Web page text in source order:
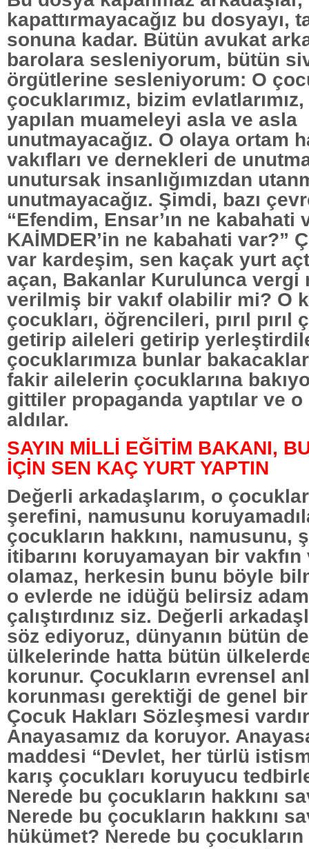
kapattırmayacağız bu dosyayı,
sonuna kadar. Bütün avukat
barolara sesleniyorum, bütün
örgütlerine sesleniyorum: O
çocuklarımız, bizim
yapılan muameleyi asla ve asla
unutmayacağız. O olaya ortam
vakıfları ve dernekleri de
unutursak insanlığımızdan
unutmayacağız. Şimdi, bazı
“Efendim, Ensar’ın ne kabahati
KAİMDER’in ne kabahati var?”
var kardeşim, sen kaçak yurt
açan, Bakanlar Kurulunca vergi
verilmiş bir vakıf olabilir mi? O
çocukları, öğrencileri, pırıl pırıl
getirip aileleri getirip
çocuklarımıza bunlar
fakir ailelerin çocuklarına
gittiler propaganda yaptılar ve o
aldılar.
SAYIN MİLLİ EĞİTİM BAKANI,
İÇİN SEN KAÇ YURT YAPTIN
Değerli arkadaşlarım, o
şerefini, namusunu
çocukların hakkını, namusunu,
itibarını koruyamayan bir
olamaz, herkesin bunu böyle
o evlerde ne idüğü belirsiz
çalıştırdınız siz. Değerli
söz ediyoruz, dünyanın bütün
ülkelerinde hatta bütün
korunur. Çocukların evrensel
korunması gerektiği de genel
Çocuk Hakları Sözleşmesi
Anayasamız da koruyor.
maddesi “Devlet, her türlü
karış çocukları koruyucu
Nerede bu çocukların hakkını
Nerede bu çocukların hakkını
hükümet? Nerede bu çocukların